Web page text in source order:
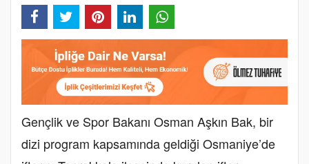
Gençlik ve Spor Bakanı Osman Aşkın Bak, bir
dizi program kapsamında geldiği Osmaniye’de